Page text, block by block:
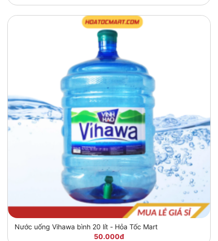
Nước uống Vihawa bình 20 lít - Hỏa Tốc Mart
50.000đ